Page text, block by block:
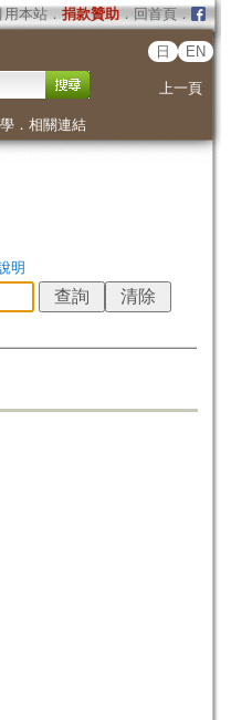
用本站． 捐款贊助．回首頁．
日 EN
上一頁
． 相關連結
明